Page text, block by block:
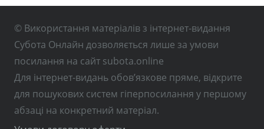
© Використання матеріалів з інтернет-видання
Субота Онлайн дозволяється лише за умови
посилання на сайт subota.online
Для інтернет-видань обов’язкове пряме, відкрите
для пошукових систем гіперпосилання у першому
абзаці на конкретний матеріал.